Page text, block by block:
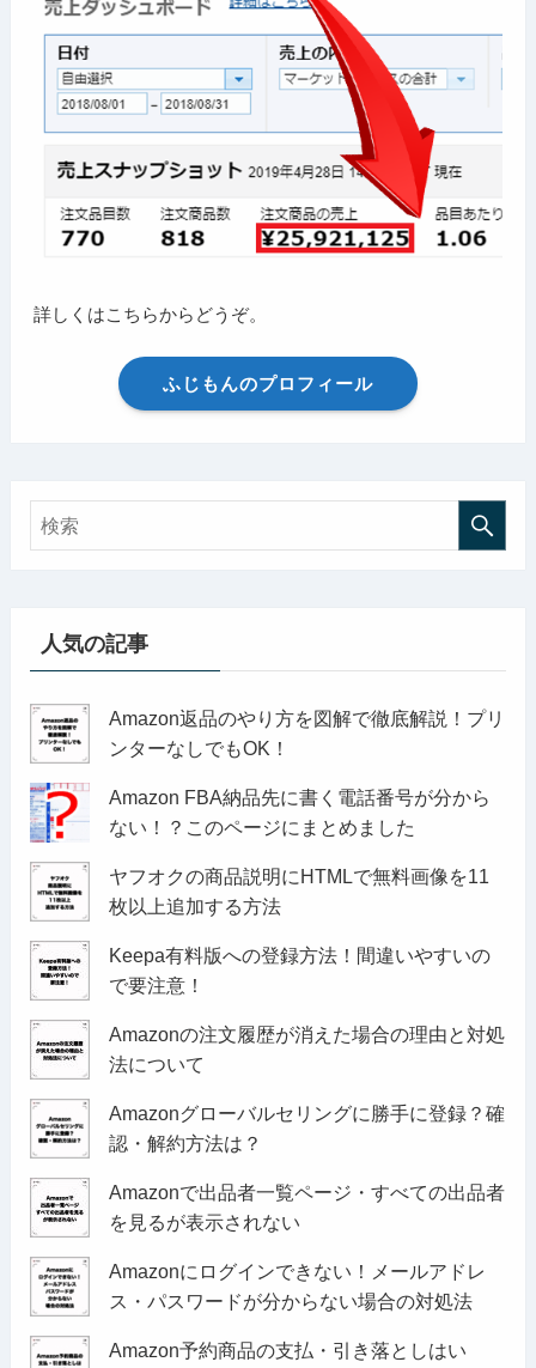
詳しくはこちらからどうぞ。
ふじもんのプロフィール
人気の記事
Amazon返品のやり方を図解で徹底解説！プリ
ンターなしでもOK！
Amazon FBA納品先に書く電話番号が分から
ない！？このページにまとめました
ヤフオクの商品説明にHTMLで無料画像を11
枚以上追加する方法
Keepa有料版への登録方法！間違いやすいの
で要注意！
Amazonの注文履歴が消えた場合の理由と対処
法について
Amazonグローバルセリングに勝手に登録？確
認・解約方法は？
Amazonで出品者一覧ページ・すべての出品者
を見るが表示されない
Amazonにログインできない！メールアドレ
ス・パスワードが分からない場合の対処法
Amazon予約商品の支払・引き落としはい